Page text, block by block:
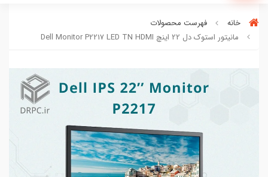
خانه
فهرست محصولات
مانیتور استوک دل 22 اینچ Dell Monitor P2217 LED TN HDMI